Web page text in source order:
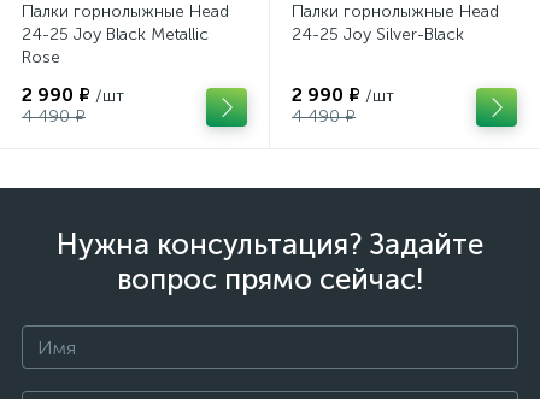
Палки горнолыжные Head
24-25 Joy Black Metallic
Rose
2 990 ₽ /шт
4 490 ₽
Палки горнолыжные Head
24-25 Joy Silver-Black
2 990 ₽ /шт
4 490 ₽
Нужна консультация? Задайте
вопрос прямо сейчас!